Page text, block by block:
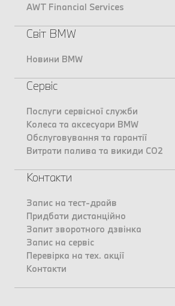
AWT Financial Services
Світ BMW
Новини BMW
Сервіс
Послуги сервісної служби
Колеса та аксесуари BMW
Обслуговування та гарантії
Витрати палива та викиди CO2
Контакти
Запис на тест-драйв
Придбати дистанційно
Запит зворотного дзвінка
Запис на сервіс
Перевірка на тех. акції
Контакти